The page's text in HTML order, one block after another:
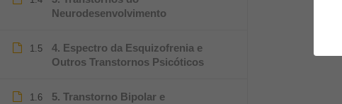
Neurodesenvolvimento
1.5
4. Espectro da Esquizofrenia e
Outros Transtornos Psicóticos
1.6
5. Transtorno Bipolar e